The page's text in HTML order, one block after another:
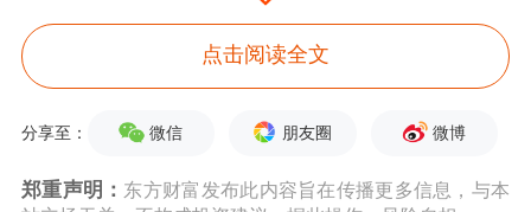
从负债率看，根据国际货币基金组织统
计，2023年末G20中的国家平均政府负
债率118.2%，G7国家平均政府负债率
123.4%。同期，我国政府全口径债务总
点击阅读全文
分享至： 微信 朋友圈 微博
郑重声明： 东方财富发布此内容旨在传播更多信息，与本